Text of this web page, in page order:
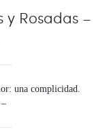
y Rosadas –
una complicidad.